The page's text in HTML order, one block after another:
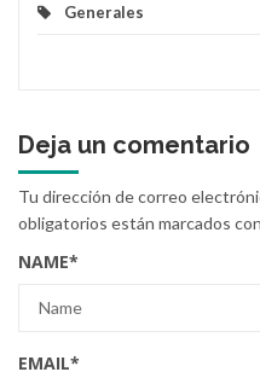
Generales
Deja un comentario
Tu dirección de correo
obligatorios están marcados con
NAME*
EMAIL*